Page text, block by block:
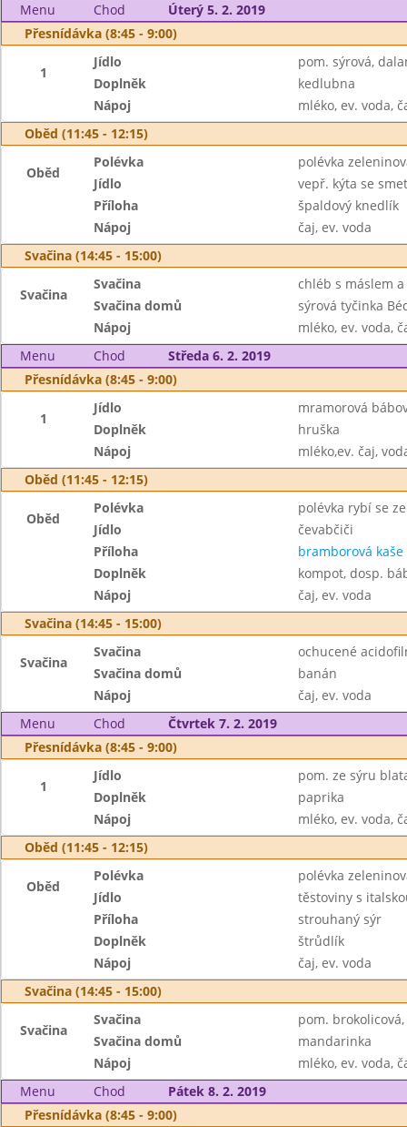
Menu
Chod
Úterý 5. 2. 2019
Přesnídávka (8:45 - 9:00)
1
Jídlo
pom. sýrová,
Doplněk
kedlubna
Nápoj
mléko, ev. voda,
Oběd (11:45 - 12:15)
Oběd
Polévka
polévka
Jídlo
vepř. kýta se
Příloha
špaldový knedlík
Nápoj
čaj, ev. voda
Svačina (14:45 - 15:00)
Svačina
Svačina
chléb s máslem
Svačina domů
sýrová tyčinka
Nápoj
mléko, ev. voda,
Menu
Chod
Středa 6. 2. 2019
Přesnídávka (8:45 - 9:00)
1
Jídlo
mramorová
Doplněk
hruška
Nápoj
mléko,ev. čaj,
Oběd (11:45 - 12:15)
Oběd
Polévka
polévka rybí se
Jídlo
čevabčiči
Příloha
bramborová kaše
Doplněk
kompot, dosp.
Nápoj
čaj, ev. voda
Svačina (14:45 - 15:00)
Svačina
Svačina
ochucené
Svačina domů
banán
Nápoj
čaj, ev. voda
Menu
Chod
Čtvrtek 7. 2. 2019
Přesnídávka (8:45 - 9:00)
1
Jídlo
pom. ze sýru
Doplněk
paprika
Nápoj
mléko, ev. voda,
Oběd (11:45 - 12:15)
Oběd
Polévka
polévka
Jídlo
těstoviny s
Příloha
strouhaný sýr
Doplněk
štrůdlík
Nápoj
čaj, ev. voda
Svačina (14:45 - 15:00)
Svačina
Svačina
pom.
Svačina domů
mandarinka
Nápoj
mléko, ev. voda,
Menu
Chod
Pátek 8. 2. 2019
Přesnídávka (8:45 - 9:00)